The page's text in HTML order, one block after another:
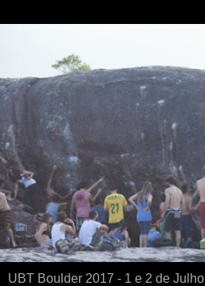
UBT Boulder 2017 - 1 e 2 de Julho